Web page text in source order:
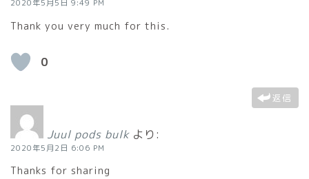
2020年5月5日 9:49 PM
Thank you very much for this.
0
返信
Juul pods bulk より:
2020年5月2日 6:06 PM
Thanks for sharing